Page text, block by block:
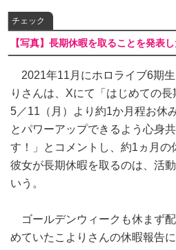
チェック
【写真】長期休暇を取ることを発表
2021年11月にホロライブ6期
りさんは、Xにて「はじめての長
5／11（月）より約1か月程お休
とパワーアップできるよう心身
す！」とコメントし、約1ヵ月の
彼女が長期休暇を取るのは、活
いう。
ゴールデンウィークも休まず
めていたこよりさんの休暇報告